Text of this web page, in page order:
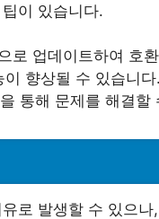
이 있습니다.
로 업데이트하여 호
향상될 수 있습니다.
통해 문제를 해결할
로 발생할 수 있으